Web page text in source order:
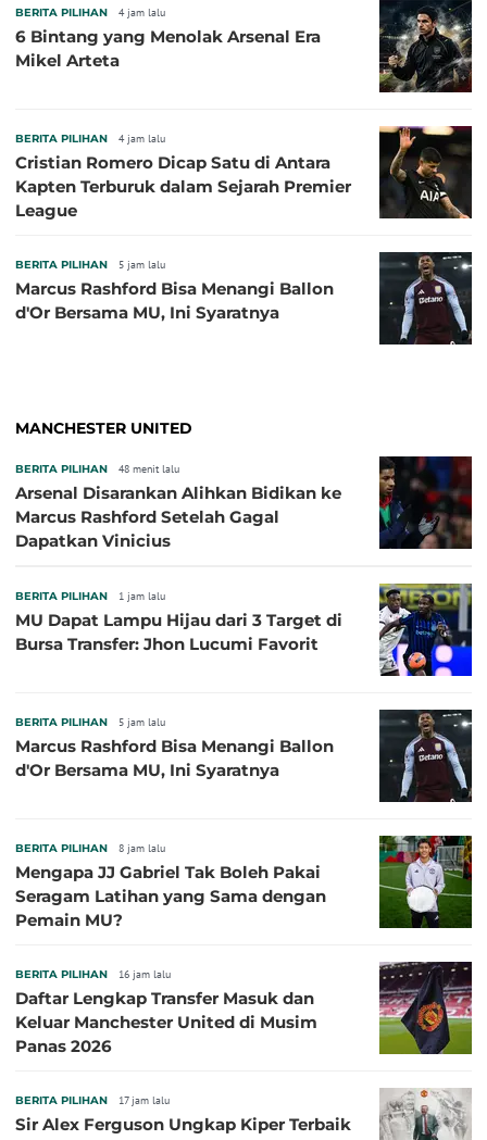
BERITA PILIHAN 4 jam lalu
6 Bintang yang Menolak Arsenal Era
Mikel Arteta
BERITA PILIHAN 4 jam lalu
Cristian Romero Dicap Satu di Antara
Kapten Terburuk dalam Sejarah Premier
League
BERITA PILIHAN 5 jam lalu
Marcus Rashford Bisa Menangi Ballon
d'Or Bersama MU, Ini Syaratnya
MANCHESTER UNITED
BERITA PILIHAN 48 menit lalu
Arsenal Disarankan Alihkan Bidikan ke
Marcus Rashford Setelah Gagal
Dapatkan Vinicius
BERITA PILIHAN 1 jam lalu
MU Dapat Lampu Hijau dari 3 Target di
Bursa Transfer: Jhon Lucumi Favorit
BERITA PILIHAN 5 jam lalu
Marcus Rashford Bisa Menangi Ballon
d'Or Bersama MU, Ini Syaratnya
BERITA PILIHAN 8 jam lalu
Mengapa JJ Gabriel Tak Boleh Pakai
Seragam Latihan yang Sama dengan
Pemain MU?
BERITA PILIHAN 16 jam lalu
Daftar Lengkap Transfer Masuk dan
Keluar Manchester United di Musim
Panas 2026
BERITA PILIHAN 17 jam lalu
Sir Alex Ferguson Ungkap Kiper Terbaik